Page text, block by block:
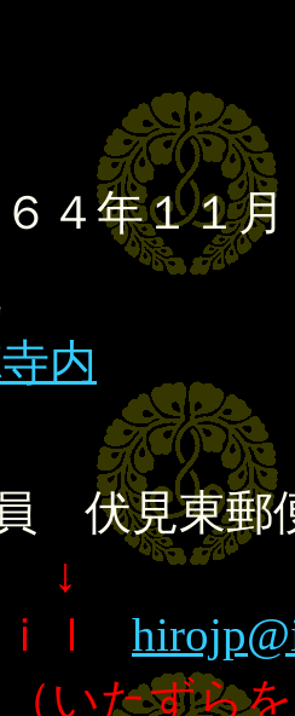
４年１１月
内
伏見東郵
↓
ｉｌ
ずらをし